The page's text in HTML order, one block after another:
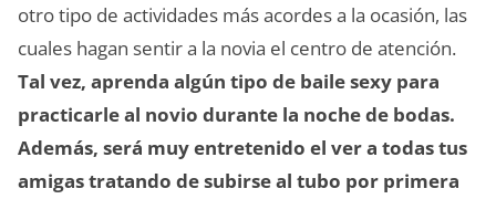
otro tipo de actividades más acordes a la ocasión, las
cuales hagan sentir a la novia el centro de atención.
Tal vez, aprenda algún tipo de baile sexy para
practicarle al novio durante la noche de bodas.
Además, será muy entretenido el ver a todas tus
amigas tratando de subirse al tubo por primera